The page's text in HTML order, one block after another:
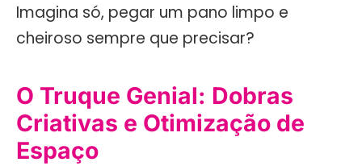
Imagina só, pegar um pano limpo e
cheiroso sempre que precisar?
O Truque Genial: Dobras
Criativas e Otimização de
Espaço